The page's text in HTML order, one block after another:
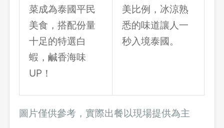
菜成為泰國平民
美食，搭配份量
十足的特選白
蝦，鹹香海味
UP！
美比例，冰涼熟
悉的味道讓人一
秒入境泰國。
圖片僅供參考，實際出餐以現場提供為主